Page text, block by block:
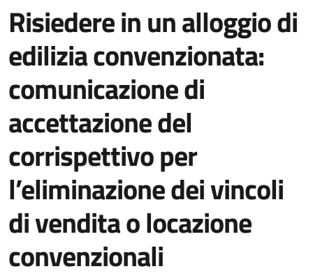
Risiedere in un alloggio di
edilizia convenzionata:
comunicazione di
accettazione del
corrispettivo per
l’eliminazione dei vincoli
di vendita o locazione
convenzionali